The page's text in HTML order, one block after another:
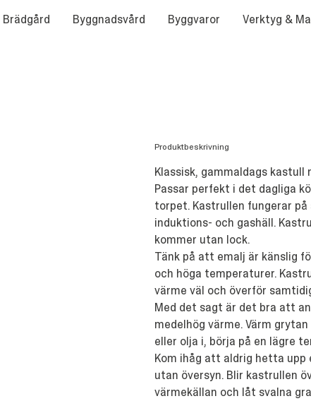
Brädgård Byggnadsvård Byggvaror Verktyg &
Produktbeskrivning
Klassisk, gammaldags
Passar perfekt i det dagliga
torpet. Kastrullen fungerar
induktions- och gashäll.
kommer utan lock.
Tänk på att emalj är känslig
och höga temperaturer.
värme väl och överför
Med det sagt är det bra att
medelhög värme. Värm
eller olja i, börja på en lägre
Kom ihåg att aldrig hetta
utan översyn. Blir kastrullen
värmekällan och låt svalna